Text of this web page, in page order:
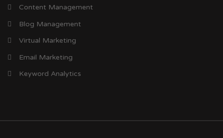
Content Management
Blog Management
Virtual Marketing
Email Marketing
Keyword Analytics